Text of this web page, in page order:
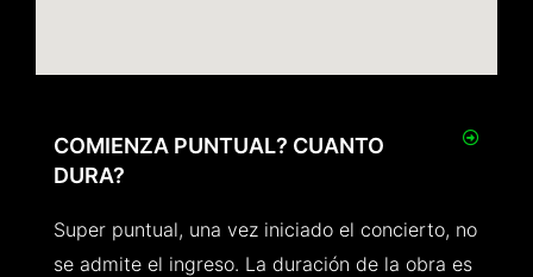
COMIENZA PUNTUAL? CUANTO
DURA?
Super puntual, una vez iniciado el concierto, no
se admite el ingreso. La duración de la obra es